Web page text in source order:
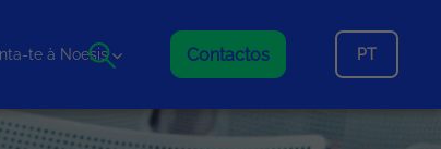
te à Noesis Contactos PT